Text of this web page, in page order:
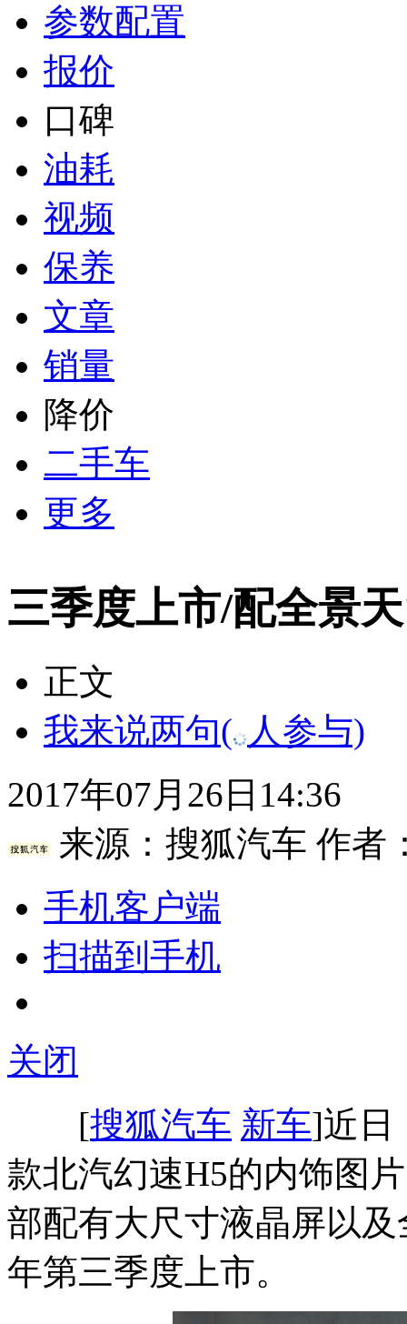
参数配置
报价
口碑
油耗
视频
保养
文章
销量
降价
二手车
更多
三季度上市/配全景
正文
我来说两句( 人参与)
2017年07月26日14:36
来源： 搜狐汽车 作者
手机客户端
扫描到手机
关闭
[搜狐汽车 新车]近日
款北汽幻速H5的内饰图
部配有大尺寸液晶屏以
年第三季度上市。